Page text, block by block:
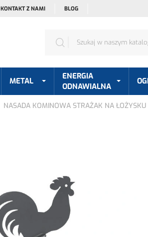
KONTAKT Z NAMI BLOG
METAL
ENERGIA
ODNAWIALNA
NASADA KOMINOWA STRAŻAK NA